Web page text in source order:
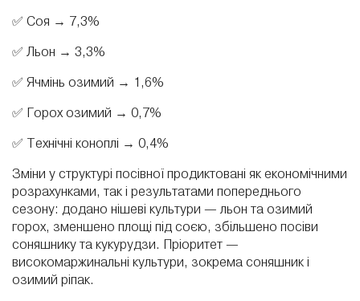
✅ Соя → 7,3%
✅ Льон → 3,3%
✅ Ячмінь озимий → 1,6%
✅ Горох озимий → 0,7%
✅ Технічні коноплі → 0,4%
Зміни у структурі посівної продиктовані як економічними
розрахунками, так і результатами попереднього
сезону: додано нішеві культури — льон та озимий
горох, зменшено площі під соєю, збільшено посіви
соняшнику та кукурудзи. Пріоритет —
високомаржинальні культури, зокрема соняшник і
озимий ріпак.